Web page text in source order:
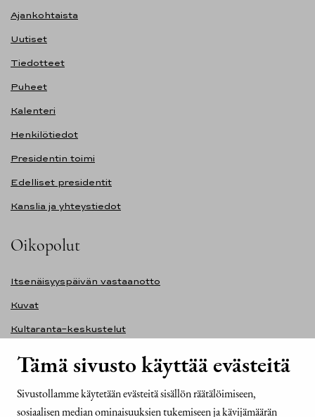
Tämä sivusto käyttää evästeitä
Sivustollamme käytetään evästeitä sisällön räätälöimiseen,
sosiaalisen median ominaisuuksien tukemiseen ja kävijämäärän
Ajankohtaista
Uutiset
Tiedotteet
Puheet
Kalenteri
Henkilötiedot
Presidentin toimi
Edelliset presidentit
Kanslia ja yhteystiedot
Oikopolut
Itsenäisyyspäivän vastaanotto
Kuvat
Kultaranta-keskustelut
Presidentti.fi-sivuston saavutettavuusseloste